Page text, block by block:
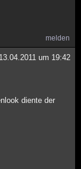
melden
13.04.2011 um 19:42
diente der